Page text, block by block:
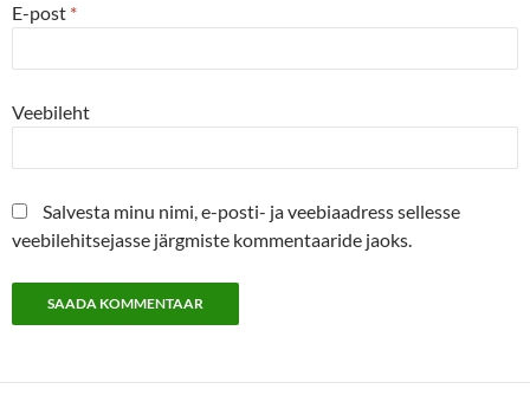
E-post *
Veebileht
Salvesta minu nimi, e-posti- ja veebiaadress sellesse
veebilehitsejasse järgmiste kommentaaride jaoks.